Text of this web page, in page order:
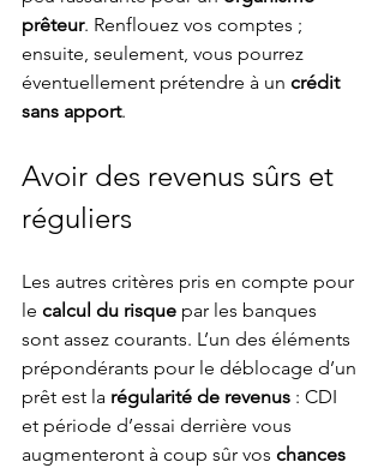
prêteur. Renflouez vos comptes ;
ensuite, seulement, vous pourrez
éventuellement prétendre à un crédit
sans apport.
Avoir des revenus sûrs et
réguliers
Les autres critères pris en compte pour
le calcul du risque par les banques
sont assez courants. L’un des éléments
prépondérants pour le déblocage d’un
prêt est la régularité de revenus : CDI
et période d’essai derrière vous
augmenteront à coup sûr vos chances